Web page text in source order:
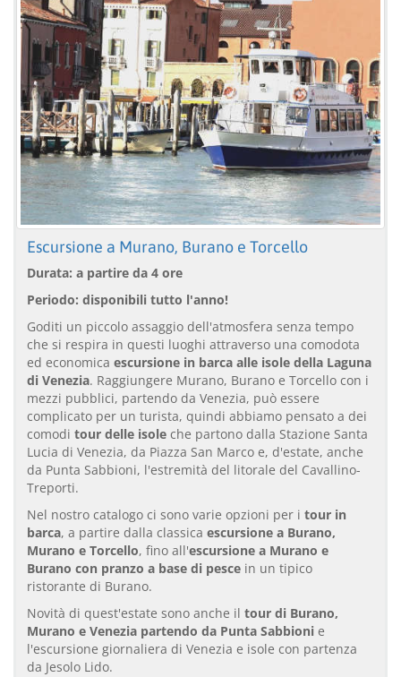
Escursione a Murano, Burano e Torcello
Durata: a partire da 4 ore
Periodo: disponibili tutto l'anno!
Goditi un piccolo assaggio dell'atmosfera senza tempo
che si respira in questi luoghi attraverso una comodota
ed economica escursione in barca alle isole della Laguna
di Venezia. Raggiungere Murano, Burano e Torcello con i
mezzi pubblici, partendo da Venezia, può essere
complicato per un turista, quindi abbiamo pensato a dei
comodi tour delle isole che partono dalla Stazione Santa
Lucia di Venezia, da Piazza San Marco e, d'estate, anche
da Punta Sabbioni, l'estremità del litorale del Cavallino-
Treporti.
Nel nostro catalogo ci sono varie opzioni per i tour in
barca, a partire dalla classica escursione a Burano,
Murano e Torcello, fino all'escursione a Murano e
Burano con pranzo a base di pesce in un tipico
ristorante di Burano.
Novità di quest'estate sono anche il tour di Burano,
Murano e Venezia partendo da Punta Sabbioni e
l'escursione giornaliera di Venezia e isole con partenza
da Jesolo Lido.